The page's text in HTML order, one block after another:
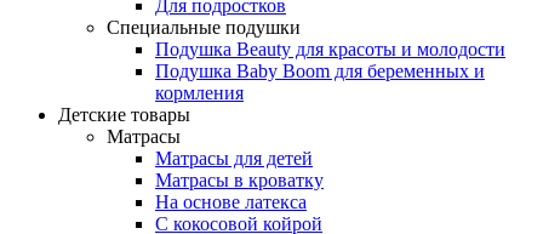
Для подростков
Специальные подушки
Подушка Beauty для красоты и молодости
Подушка Baby Boom для беременных и
кормления
Детские товары
Матрасы
Матрасы для детей
Матрасы в кроватку
На основе латекса
С кокосовой койрой